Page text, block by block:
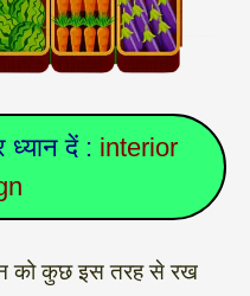
ध्यान दें : interior
को कुछ इस तरह से रख